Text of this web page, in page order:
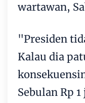
wartawan,
"Presiden
Kalau dia
Sebulan Rp